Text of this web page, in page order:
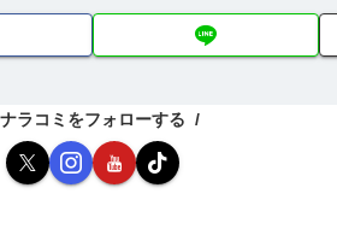
ナラコミをフォローする